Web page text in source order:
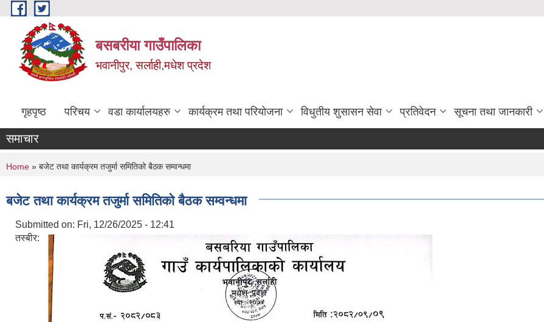
Skip to main content
बसबरीया गाउँपालिका
भवानीपुर, सर्लाही,मधेश प्रदेश
गृहपृष्ठ परिचय वडा कार्यालयहरु कार्यक्रम तथा परियोजना विधुतीय शुसासन सेवा प्रतिवेदन सूचना तथा जानकारी
समाचार
You are here
Home » बजेट तथा कार्यक्रम तजुर्मा समितिको बैठक सम्वन्धमा
बजेट तथा कार्यक्रम तजुर्मा समितिको बैठक सम्वन्धमा
Submitted on: Fri, 12/26/2025 - 12:41
तस्बीर: